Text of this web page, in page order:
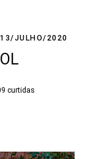
13/JULHO/2020
curtidas